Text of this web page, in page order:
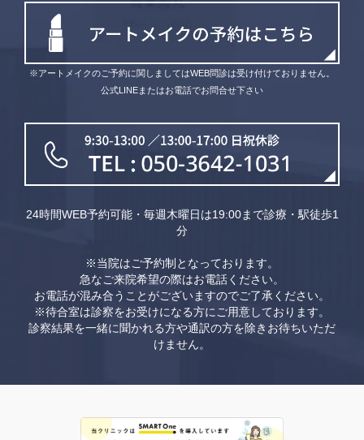
※アートメイクのご予約に関しましてはWEB問診は受け付けておりません。
公式LINEまたはお電話でお問合せ下さい
24時間WEB予約可能・毎週木曜日は19:00まで診療・駅徒歩1
分
※当院はご予約制となっております。
急なご来院希望の際はお電話ください。
お電話が混み合うことがございますのでご了承ください。
※待合室は診察をお受けになる方にご用意しております。
診察結果を一緒に聞かれる方や通訳の方を除きお待ちいただ
けません。